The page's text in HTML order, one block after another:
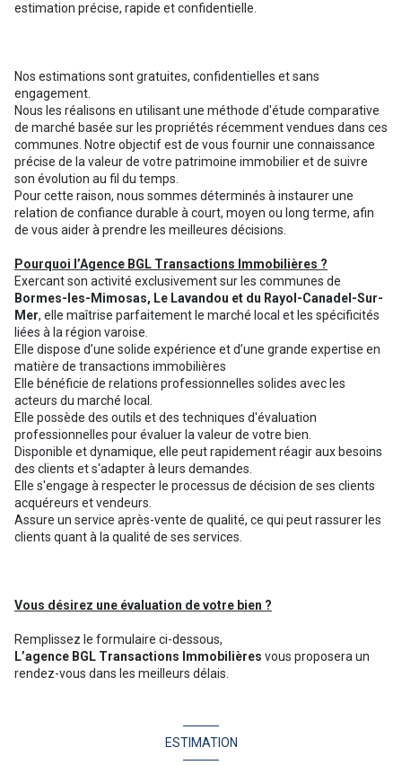
estimation précise, rapide et confidentielle.
Nos estimations sont gratuites, confidentielles et sans
engagement.
Nous les réalisons en utilisant une méthode d'étude comparative
de marché basée sur les propriétés récemment vendues dans ces
communes. Notre objectif est de vous fournir une connaissance
précise de la valeur de votre patrimoine immobilier et de suivre
son évolution au fil du temps.
Pour cette raison, nous sommes déterminés à instaurer une
relation de confiance durable à court, moyen ou long terme, afin
de vous aider à prendre les meilleures décisions.
Pourquoi l’Agence BGL Transactions Immobilières ?
Exercant son activité exclusivement sur les communes de
Bormes-les-Mimosas, Le Lavandou et du Rayol-Canadel-Sur-
Mer, elle maîtrise parfaitement le marché local et les spécificités
liées à la région varoise.
Elle dispose d’une solide expérience et d’une grande expertise en
matière de transactions immobilières
Elle bénéficie de relations professionnelles solides avec les
acteurs du marché local.
Elle possède des outils et des techniques d'évaluation
professionnelles pour évaluer la valeur de votre bien.
Disponible et dynamique, elle peut rapidement réagir aux besoins
des clients et s'adapter à leurs demandes.
Elle s'engage à respecter le processus de décision de ses clients
acquéreurs et vendeurs.
Assure un service après-vente de qualité, ce qui peut rassurer les
clients quant à la qualité de ses services.
Vous désirez une évaluation de votre bien ?
Remplissez le formulaire ci-dessous,
L’agence BGL Transactions Immobilières vous proposera un
rendez-vous dans les meilleurs délais.
ESTIMATION